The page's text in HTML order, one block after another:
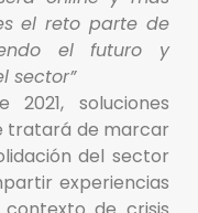
el reto parte de
el futuro y
sector”
soluciones
tratará de marcar
del sector
experiencias